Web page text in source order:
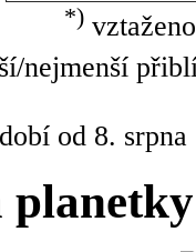
*)
nejmenší
od 8.